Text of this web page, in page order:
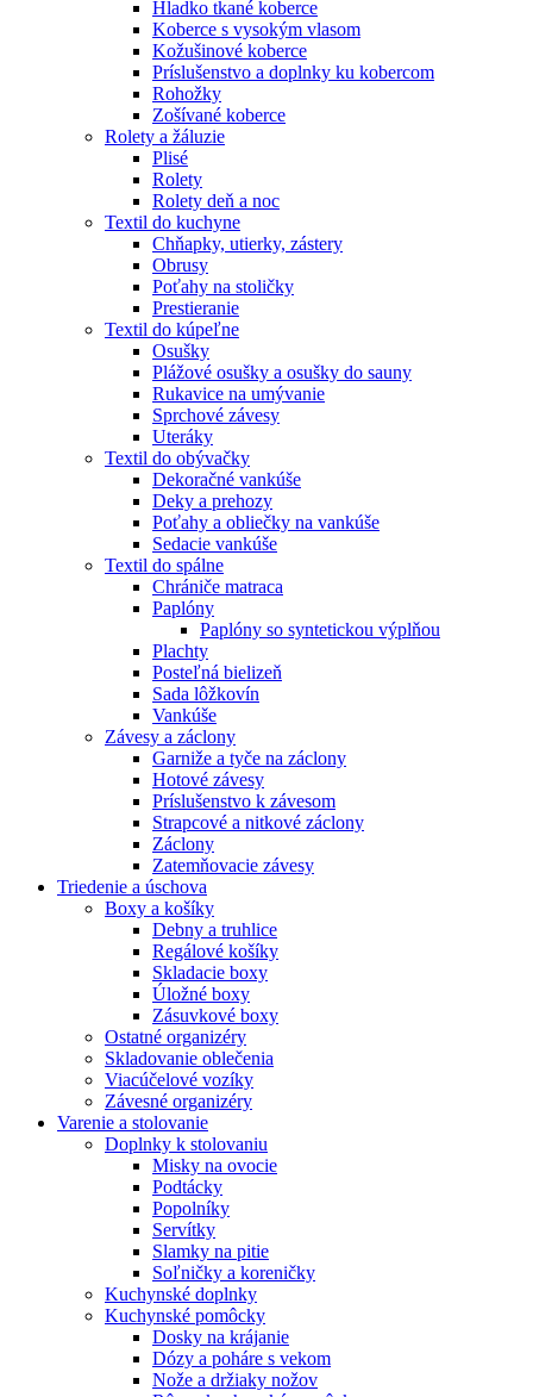
Hladko tkané koberce
Koberce s vysokým vlasom
Kožušinové koberce
Príslušenstvo a doplnky ku kobercom
Rohožky
Zošívané koberce
Rolety a žáluzie
Plisé
Rolety
Rolety deň a noc
Textil do kuchyne
Chňapky, utierky, zástery
Obrusy
Poťahy na stoličky
Prestieranie
Textil do kúpeľne
Osušky
Plážové osušky a osušky do sauny
Rukavice na umývanie
Sprchové závesy
Uteráky
Textil do obývačky
Dekoračné vankúše
Deky a prehozy
Poťahy a obliečky na vankúše
Sedacie vankúše
Textil do spálne
Chrániče matraca
Paplóny
Paplóny so syntetickou výplňou
Plachty
Posteľná bielizeň
Sada lôžkovín
Vankúše
Závesy a záclony
Garniže a tyče na záclony
Hotové závesy
Príslušenstvo k závesom
Strapcové a nitkové záclony
Záclony
Zatemňovacie závesy
Triedenie a úschova
Boxy a košíky
Debny a truhlice
Regálové košíky
Skladacie boxy
Úložné boxy
Zásuvkové boxy
Ostatné organizéry
Skladovanie oblečenia
Viacúčelové vozíky
Závesné organizéry
Varenie a stolovanie
Doplnky k stolovaniu
Misky na ovocie
Podtácky
Popolníky
Servítky
Slamky na pitie
Soľničky a koreničky
Kuchynské doplnky
Kuchynské pomôcky
Dosky na krájanie
Dózy a poháre s vekom
Nože a držiaky nožov